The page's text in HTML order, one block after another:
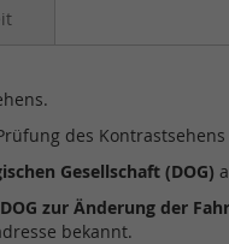
des
Gesellschaft (DOG)
zur Änderung der
bekannt.